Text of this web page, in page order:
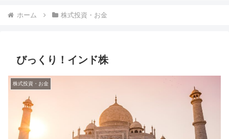
ホーム 株式投資・お金
びっくり！インド株
株式投資・お金